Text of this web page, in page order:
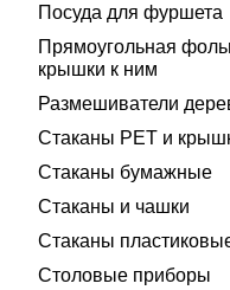
Посуда для фуршета
Прямоугольная
крышки к ним
Размешиватели
Стаканы PET и
Стаканы бумажные
Стаканы и чашки
Стаканы
Столовые приборы